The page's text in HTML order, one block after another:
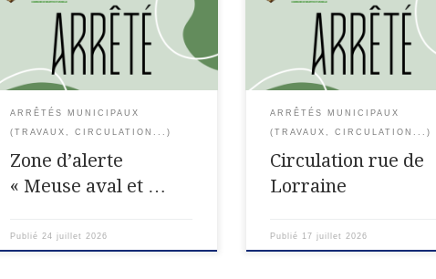
DDT-ERC-2026-085, pris par le
préfet de Meurthe-et-Moselle, qui
place la zone d’alerte « Meuse aval
et Chiers » en situation d’alerte
renforcée […]
ARRÊTÉS MUNICIPAUX
(TRAVAUX, CIRCULATION...)
Zone d’alerte
« Meuse aval et …
Publié 24 juillet 2026
Circulation rue de Lorraine
(MONDIAL 2026 de Football) Le
Maire de la Commune de LEXY
le Code des Communes Vu le
[…]
ARRÊTÉS MUNICIPAUX
(TRAVAUX, CIRCULATION...)
Circulation rue de
Lorraine
Publié 17 juillet 2026